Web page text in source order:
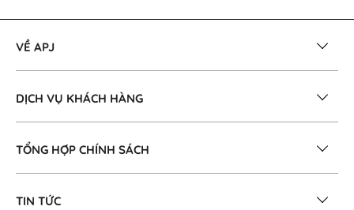
VỀ APJ
DỊCH VỤ KHÁCH HÀNG
TỔNG HỢP CHÍNH SÁCH
TIN TỨC